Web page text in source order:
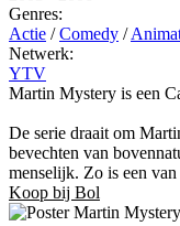
Genres:
Actie / Comedy /
Netwerk:
YTV
Martin Mystery is een
De serie draait om
bevechten van
menselijk. Zo is een
Koop bij Bol